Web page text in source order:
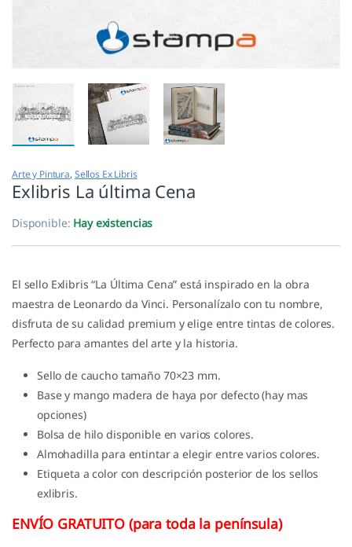
Arte y Pintura, Sellos Ex Libris
Exlibris La última Cena
Disponible: Hay existencias
El sello Exlibris “La Última Cena” está inspirado en la obra
maestra de Leonardo da Vinci. Personalízalo con tu nombre,
disfruta de su calidad premium y elige entre tintas de colores.
Perfecto para amantes del arte y la historia.
Sello de caucho tamaño 70×23 mm.
Base y mango madera de haya por defecto (hay mas
opciones)
Bolsa de hilo disponible en varios colores.
Almohadilla para entintar a elegir entre varios colores.
Etiqueta a color con descripción posterior de los sellos
exlibris.
ENVÍO GRATUITO (para toda la península)